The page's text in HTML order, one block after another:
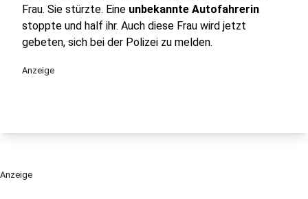
Frau. Sie stürzte. Eine unbekannte Autofahrerin
stoppte und half ihr. Auch diese Frau wird jetzt
gebeten, sich bei der Polizei zu melden.
Anzeige
Anzeige